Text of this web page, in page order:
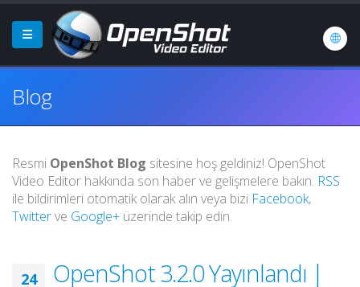
Blog
Resmi OpenShot Blog sitesine hoş geldiniz! OpenShot
Video Editor hakkında son haber ve gelişmelere bakın. RSS
ile bildirimleri otomatik olarak alın veya bizi Facebook,
Twitterve Google+ üzerinde takip edin.
24
OpenShot 3.2.0 Yayınlandı |